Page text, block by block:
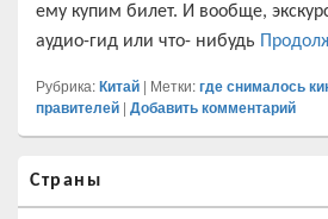
ему купим билет. И вообще,
аудио-гид или что- нибудь
Рубрика:Китай | Метки:где снималось
правителей | Добавить комментарий
основной
боковой
Страны